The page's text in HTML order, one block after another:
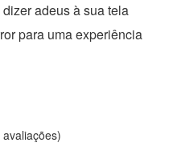
adeus à sua tela
para uma experiência
avaliações)